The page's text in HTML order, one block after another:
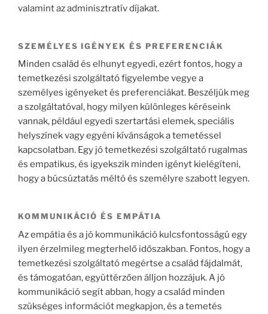
valamint az adminisztratív díjakat.
SZEMÉLYES IGÉNYEK ÉS PREFERENCIÁK
Minden család és elhunyt egyedi, ezért fontos, hogy a
temetkezési szolgáltató figyelembe vegye a
személyes igényeket és preferenciákat. Beszéljük meg
a szolgáltatóval, hogy milyen különleges kéréseink
vannak, például egyedi szertartási elemek, speciális
helyszínek vagy egyéni kívánságok a temetéssel
kapcsolatban. Egy jó temetkezési szolgáltató rugalmas
és empatikus, és igyekszik minden igényt kielégíteni,
hogy a búcsúztatás méltó és személyre szabott legyen.
KOMMUNIKÁCIÓ ÉS EMPÁTIA
Az empátia és a jó kommunikáció kulcsfontosságú egy
ilyen érzelmileg megterhelő időszakban. Fontos, hogy a
temetkezési szolgáltató megértse a család fájdalmát,
és támogatóan, együttérzően álljon hozzájuk. A jó
kommunikáció segít abban, hogy a család minden
szükséges információt megkapjon, és a temetés